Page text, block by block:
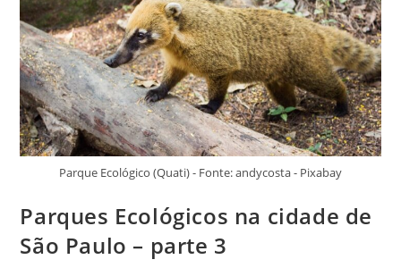
Parque Ecológico (Quati) - Fonte: andycosta - Pixabay
Parques Ecológicos na cidade de
São Paulo – parte 3